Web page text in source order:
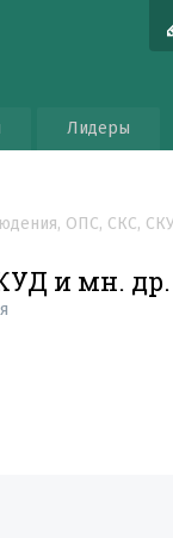
Лидеры
ОПС, СКС,
и мн. др.